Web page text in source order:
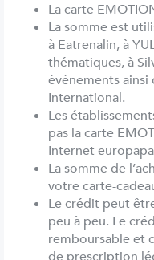
La carte
La somme est
à Eatrenalin, à
thématiques, à
événements ainsi
International.
Les
pas la carte
Internet
La somme de
votre carte-
Le crédit peut
peu à peu. Le
remboursable et